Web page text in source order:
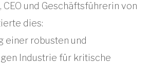
CEO und Geschäftsführerin von
dies:
einer robusten und
Industrie für kritische